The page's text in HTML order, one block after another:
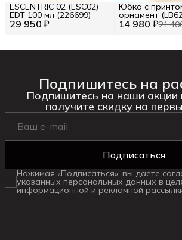
29 950 ₽
ESCENTRIC 02 (ESC02)
EDT 100 мл (226699)
14 980 ₽21
Юбка с
орнамент
Размер S (INT)
Подпишитесь на
Подпишитесь на наши акции
получите скидку на
Подписаться
Нажимая «Подписаться», вы даете
указанных персональных данных в
информационной и рекламной